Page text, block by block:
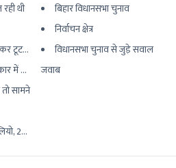
थी
टूट...
में ...
सामने
2...
बिहार विधानसभा चुनाव
निर्वाचन क्षेत्र
विधानसभा चुनाव से जुड़े सवाल
जवाब